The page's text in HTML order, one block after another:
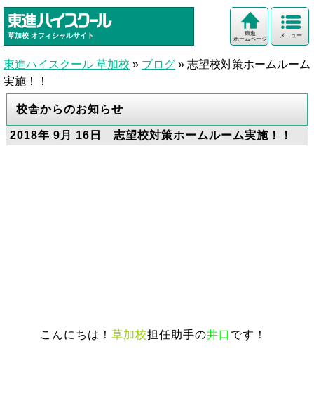
草加校 オフィシャルサイト メニュー
東進
ホームページ
東進ハイスクール 草加校 » ブログ » 志望校対策ホームルーム
実施！！
校舎からのお知らせ
2018年 9月 16日 志望校対策ホームルーム実施！！
こんにちは！ 草加校担任助手の井口 です！